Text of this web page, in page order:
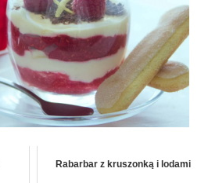
Rabarbar z kruszonką i lodami